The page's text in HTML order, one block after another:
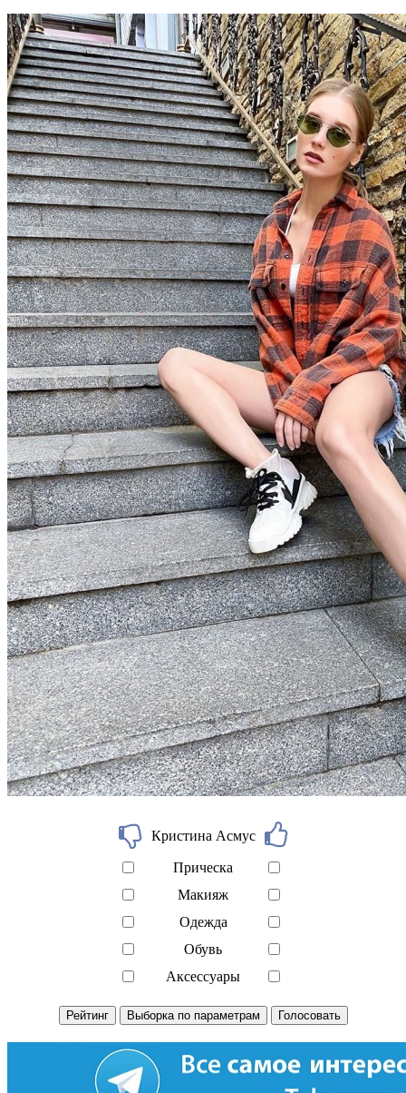
Кристина Асмус
Прическа
Макияж
Одежда
Обувь
Аксессуары
Рейтинг Выборка по параметрам Голосовать